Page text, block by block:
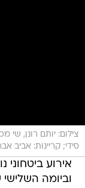
צילום: יותם רונן, שי
סידי; קריינות: אביב
אירוע ביטחוני
וביומה